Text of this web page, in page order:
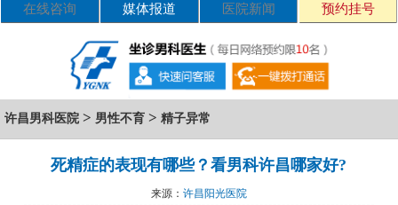
在线咨询 媒体报道 医院新闻 预约挂号
许昌男科医院 > 男性不育 > 精子异常
死精症的表现有哪些？看男科许昌哪家好?
来源： 许昌阳光医院